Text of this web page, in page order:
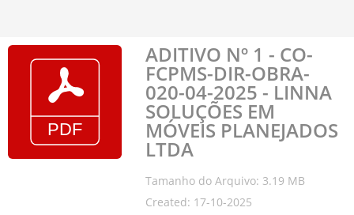
ADITIVO Nº 1 - CO-
FCPMS-DIR-OBRA-
020-04-2025 - LINNA
SOLUÇÕES EM
MÓVEIS PLANEJADOS
LTDA
Tamanho do Arquivo: 3.19 MB
Created: 17-10-2025